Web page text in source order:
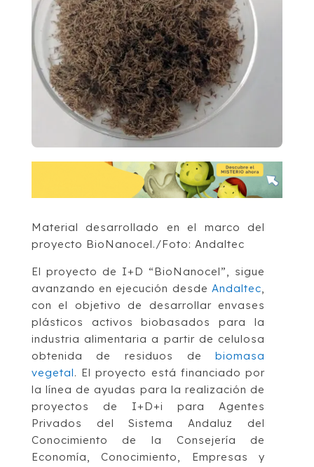
Material desarrollado en el marco del
proyecto BioNanocel./Foto: Andaltec
El proyecto de I+D “BioNanocel”, sigue
avanzando en ejecución desde Andaltec,
con el objetivo de desarrollar envases
plásticos activos biobasados para la
industria alimentaria a partir de celulosa
obtenida de residuos debiomasa
vegetal. El proyecto está financiado por
la línea de ayudas para la realización de
proyectos de I+D+i para Agentes
Privados del Sistema Andaluz del
Conocimiento de la Consejería de
Economía, Conocimiento, Empresas y